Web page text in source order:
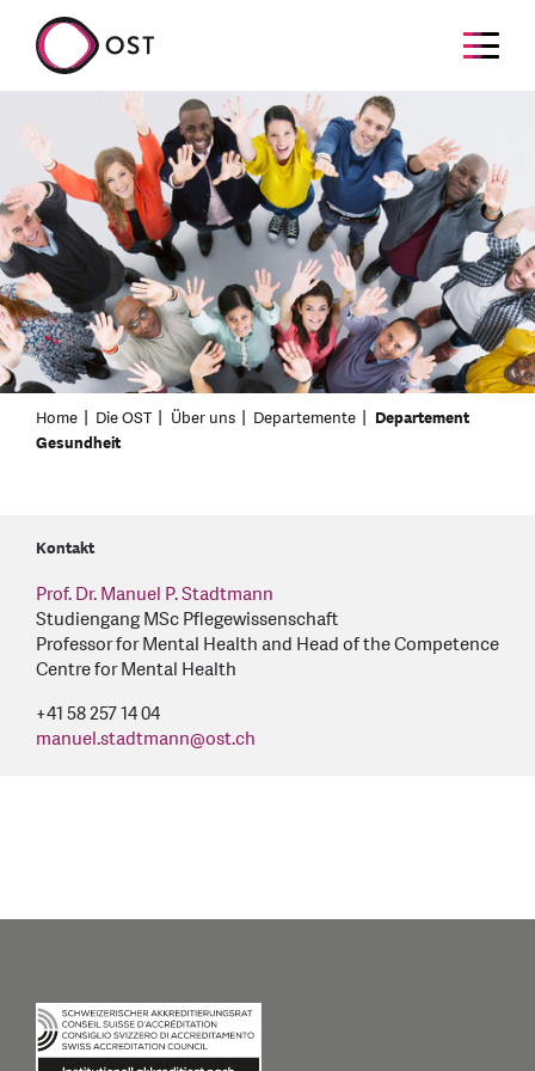
Home Die OST Über uns Departemente
Departement
Gesundheit
Kontakt
Prof. Dr. Manuel P. Stadtmann
Studiengang MSc Pflegewissenschaft
Professor for Mental Health and Head of the Competence
Centre for Mental Health
+41 58 257 14 04
manuel.stadtmann@ost.ch